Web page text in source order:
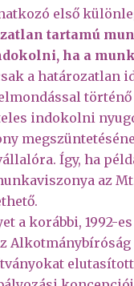
első
tartamú
ha a
a
indokolni
Így, ha
az
a korábbi, 1992-
a